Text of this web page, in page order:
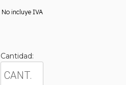
No incluye IVA
Cantidad: